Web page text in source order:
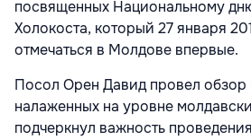
посвященных Национальному
Холокоста, который 27 января
отмечаться в Молдове впервые.
Посол Орен Давид провел обзор
налаженных на уровне
подчеркнул важность